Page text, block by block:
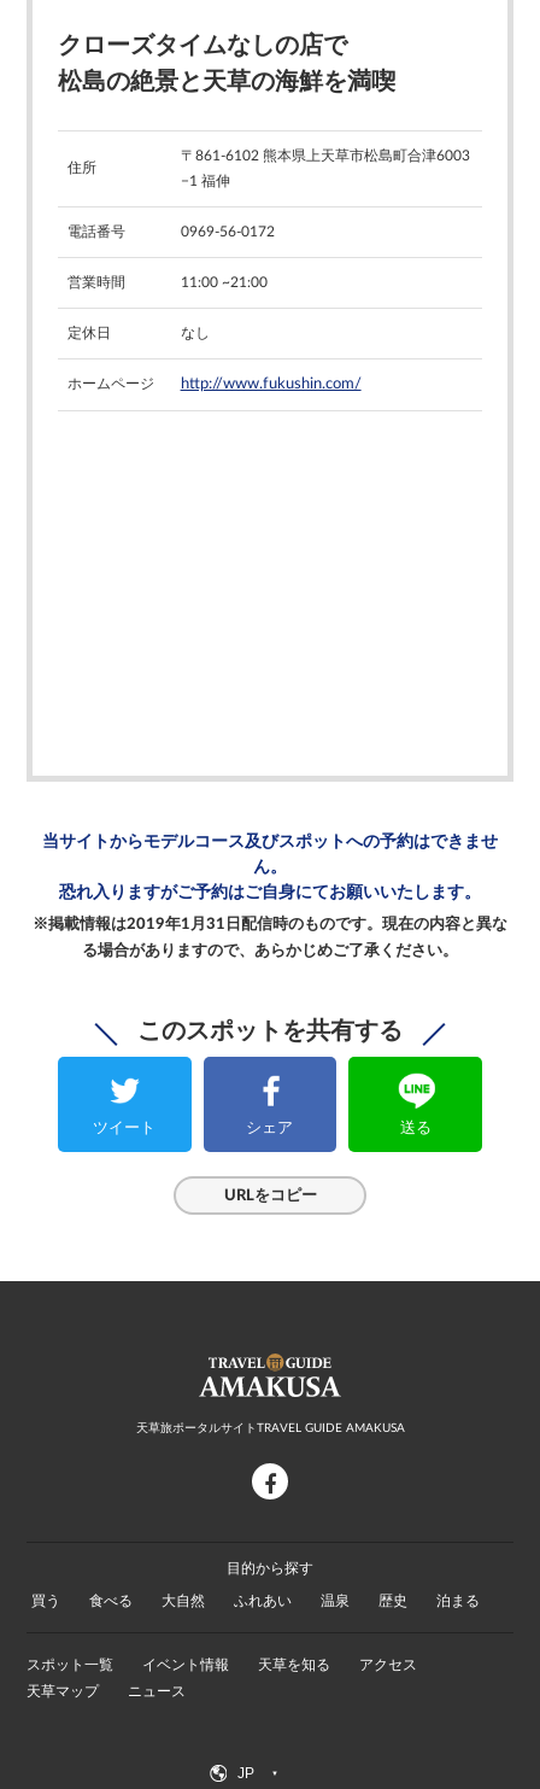
クローズタイムなしの店で
松島の絶景と天草の海鮮を満喫
住所
〒861-6102 熊本県上天草市松島町合津6003
−1 福伸
電話番号 0969-56-0172
営業時間 11:00 ~21:00
定休日 なし
ホームページ http://www.fukushin.com/
当サイトからモデルコース及びスポットへの予約はできませ
ん。
恐れ入りますがご予約はご自身にてお願いいたします。
※掲載情報は2019年1月31日配信時のものです。 現在の内容と異な
る場合がありますので、 あらかじめご了承ください。
このスポットを共有する
ツイート シェア 送る
URLをコピー
天草旅ポータルサイトTRAVEL GUIDE AMAKUSA
目的から探す
買う 食べる 大自然 ふれあい 温泉 歴史 泊まる
スポット一覧 イベント情報 天草を知る
アクセス
天草マップ
ニュース
JP